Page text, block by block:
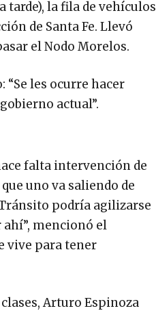
tarde), la fila de vehículos
de Santa Fe. Llevó
el Nodo Morelos.
les ocurre hacer
actual”.
falta intervención de
uno va saliendo de
podría agilizarse
mencionó el
vive para tener
Arturo Espinoza